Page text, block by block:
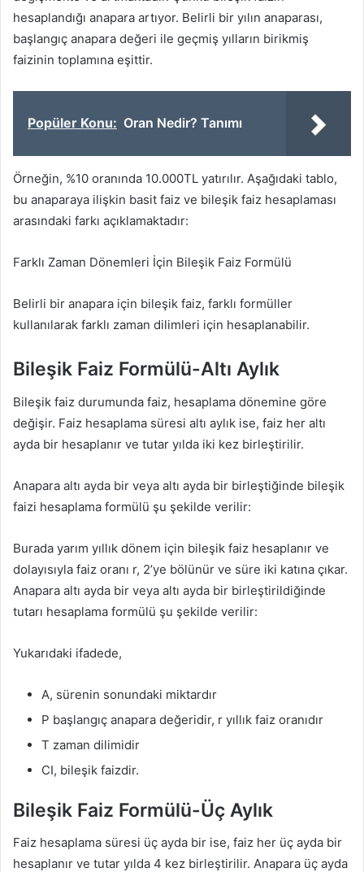
hesaplandığı anapara artıyor. Belirli bir yılın anaparası,
başlangıç ​​anapara değeri ile geçmiş yılların birikmiş
faizinin toplamına eşittir.
Popüler Konu: Oran Nedir? Tanımı
Örneğin, %10 oranında 10.000TL yatırılır. Aşağıdaki tablo,
bu anaparaya ilişkin basit faiz ve bileşik faiz hesaplaması
arasındaki farkı açıklamaktadır:
Farklı Zaman Dönemleri İçin Bileşik Faiz Formülü
Belirli bir anapara için bileşik faiz, farklı formüller
kullanılarak farklı zaman dilimleri için hesaplanabilir.
Bileşik Faiz Formülü-Altı Aylık
Bileşik faiz durumunda faiz, hesaplama dönemine göre
değişir. Faiz hesaplama süresi altı aylık ise, faiz her altı
ayda bir hesaplanır ve tutar yılda iki kez birleştirilir.
Anapara altı ayda bir veya altı ayda bir birleştiğinde bileşik
faizi hesaplama formülü şu şekilde verilir:
Burada yarım yıllık dönem için bileşik faiz hesaplanır ve
dolayısıyla faiz oranı r, 2’ye bölünür ve süre iki katına çıkar.
Anapara altı ayda bir veya altı ayda bir birleştirildiğinde
tutarı hesaplama formülü şu şekilde verilir:
Yukarıdaki ifadede,
A, sürenin sonundaki miktardır
P başlangıç ​​anapara değeridir, r yıllık faiz oranıdır
T zaman dilimidir
CI, bileşik faizdir.
Bileşik Faiz Formülü-Üç Aylık
Faiz hesaplama süresi üç ayda bir ise, faiz her üç ayda bir
hesaplanır ve tutar yılda 4 kez birleştirilir. Anapara üç ayda